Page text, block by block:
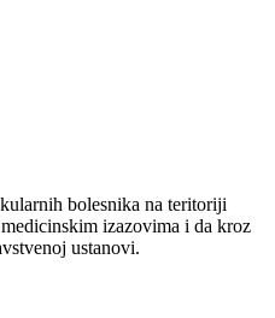
bolesnika na teritoriji
izazovima i da kroz
ustanovi.